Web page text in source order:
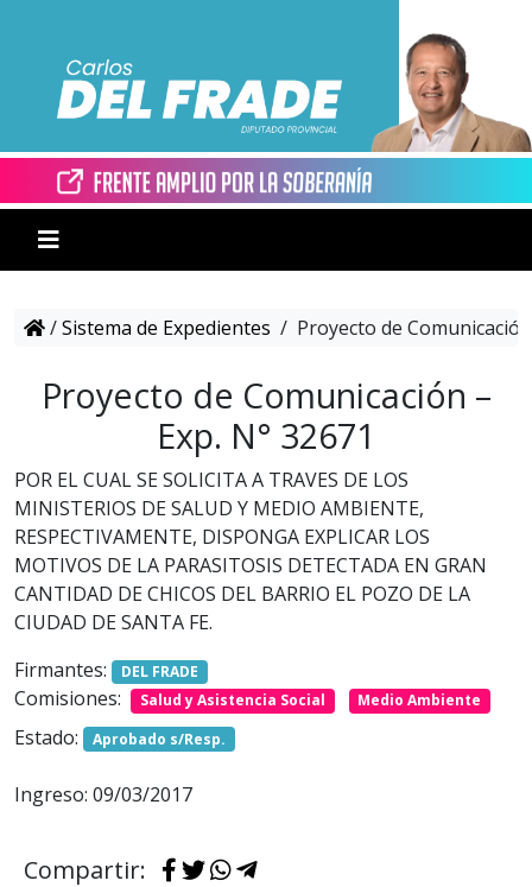
/Sistema de Expedientes / Proyecto de
Proyecto de Comunicación –
Exp. N° 32671
POR EL CUAL SE SOLICITA A TRAVES DE LOS
MINISTERIOS DE SALUD Y MEDIO AMBIENTE,
RESPECTIVAMENTE, DISPONGA EXPLICAR LOS
MOTIVOS DE LA PARASITOSIS DETECTADA EN GRAN
CANTIDAD DE CHICOS DEL BARRIO EL POZO DE LA
CIUDAD DE SANTA FE.
Firmantes:
DEL FRADE
Comisiones: Salud y Asistencia Social Medio Ambiente
Estado: Aprobado s/Resp.
Ingreso: 09/03/2017
Compartir: